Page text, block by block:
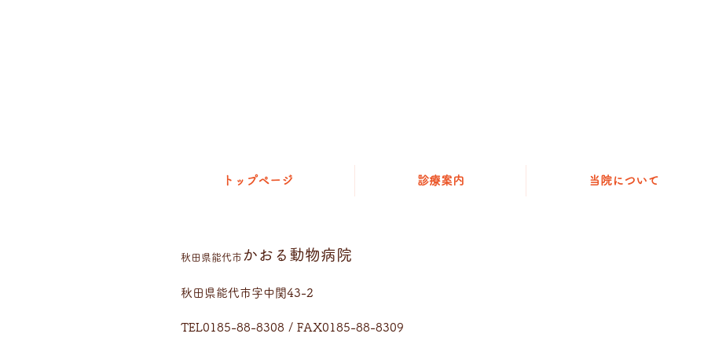
トップページ 診療案内 当院について
秋田県能代市字中関43-2
TEL0185-88-8308 / FAX0185-88-8309
​秋田県能代市 かおる動物病院